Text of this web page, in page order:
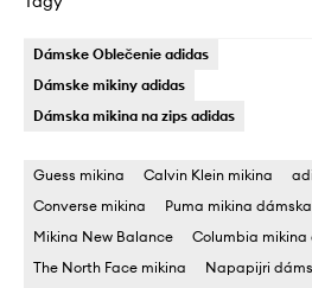
Dámske Oblečenie adidas
Dámske mikiny adidas
Dámska mikina na zips adidas
Guess mikina Calvin Klein mikina
Converse mikina
Puma mikina dámska
Mikina New Balance
Columbia mikina
The North Face mikina
Napapijri